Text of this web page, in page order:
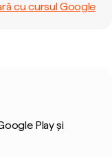
cu cursul Google
Play și